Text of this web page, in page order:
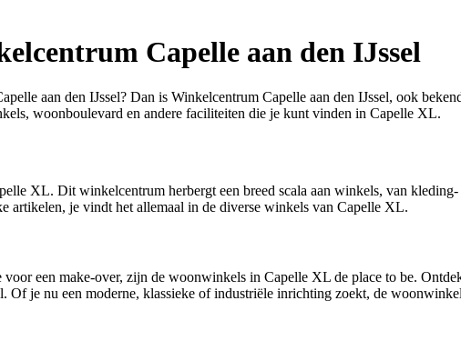
Capelle aan den IJssel
aan den IJssel? Dan is Winkelcentrum Capelle aan den IJssel, ook
woonboulevard en andere faciliteiten die je kunt vinden in Capelle XL.
XL. Dit winkelcentrum herbergt een breed scala aan winkels, van
artikelen, je vindt het allemaal in de diverse winkels van Capelle XL.
een make-over, zijn de woonwinkels in Capelle XL de place to be.
Of je nu een moderne, klassieke of industriële inrichting zoekt, de